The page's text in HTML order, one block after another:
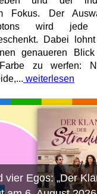
Fokus. Der
wird jede
Dabei
genaueren
zu werfen:
weiterlesen
vier Egos: „Der